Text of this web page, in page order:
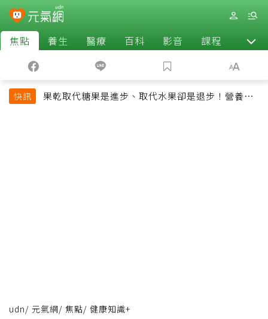
焦點 養生 醫療 百科 影音 課程 退休
快訊
果乾取代糖果是進步、取代水果卻是退步！營養師
udn/ 元氣網/ 焦點/ 健康知識+